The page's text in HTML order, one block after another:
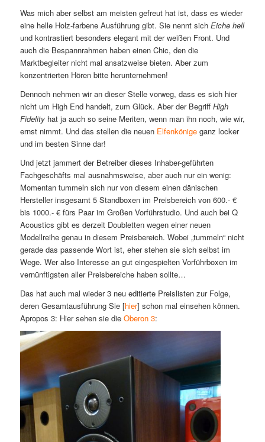
Was mich aber selbst am meisten gefreut hat ist, dass es wieder
eine helle Holz-farbene Ausführung gibt. Sie nennt sich Eiche hell
und kontrastiert besonders elegant mit der weißen Front. Und
auch die Bespannrahmen haben einen Chic, den die
Marktbegleiter nicht mal ansatzweise bieten. Aber zum
konzentrierten Hören bitte herunternehmen!
Dennoch nehmen wir an dieser Stelle vorweg, dass es sich hier
nicht um High End handelt, zum Glück. Aber der Begriff High
Fidelityhat ja auch so seine Meriten, wenn man ihn noch, wie wir,
ernst nimmt. Und das stellen die neuen Elfenkönigeganz locker
und im besten Sinne dar!
Und jetzt jammert der Betreiber dieses Inhaber-geführten
Fachgeschäfts mal ausnahmsweise, aber auch nur ein wenig:
Momentan tummeln sich nur von diesem einen dänischen
Hersteller insgesamt 5 Standboxen im Preisbereich von 600.- €
bis 1000.- € fürs Paar im Großen Vorführstudio. Und auch bei Q
Acoustics gibt es derzeit Doubletten wegen einer neuen
Modellreihe genau in diesem Preisbereich. Wobei „tummeln“ nicht
gerade das passende Wort ist, eher stehen sie sich selbst im
Wege. Wer also Interesse an gut eingespielten Vorführboxen im
vernünftigsten aller Preisbereiche haben sollte…
Das hat auch mal wieder 3 neu editierte Preislisten zur Folge,
deren Gesamtausführung Sie [hier] schon mal einsehen können.
Apropos 3: Hier sehen sie die Oberon 3: